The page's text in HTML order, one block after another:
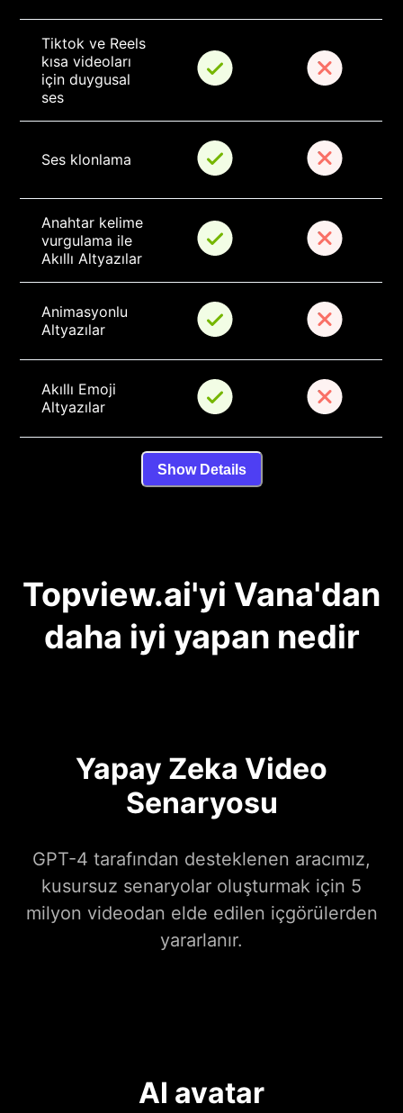
Tiktok ve Reels
kısa videoları
için duygusal
ses
Ses klonlama
Anahtar kelime
vurgulama ile
Akıllı Altyazılar
Animasyonlu
Altyazılar
Akıllı Emoji
Altyazılar
Show Details
Topview.ai'yi Vana'dan
daha iyi yapan nedir
Yapay Zeka Video
Senaryosu
GPT-4 tarafından desteklenen aracımız,
kusursuz senaryolar oluşturmak için 5
milyon videodan elde edilen içgörülerden
yararlanır.
AI avatar